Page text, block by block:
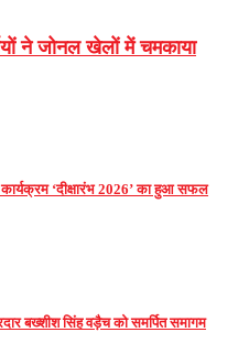
ने जोनल खेलों में चमकाया
‘दीक्षारंभ 2026’ का हुआ सफल
बख्शीश सिंह वड़ैच को समर्पित समागम